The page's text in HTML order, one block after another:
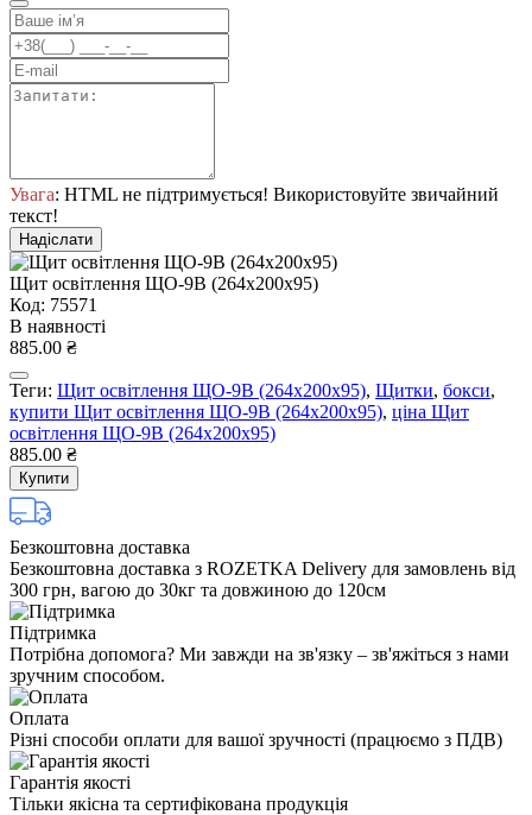
Увага: HTML не підтримується! Використовуйте звичайний
текст!
Надіслати
Щит оcвiтлення ЩО-9В (264х200х95)
Код: 75571
В наявності
885.00 ₴
Теги: Щит оcвiтлення ЩО-9В (264х200х95), Щитки, бокси,
купити Щит оcвiтлення ЩО-9В (264х200х95), ціна Щит
оcвiтлення ЩО-9В (264х200х95)
885.00 ₴
Купити
Безкоштовна доставка
Безкоштовна доставка з ROZETKA Delivery для замовлень від
300 грн, вагою до 30кг та довжиною до 120см
Підтримка
Потрібна допомога? Ми завжди на зв'язку – зв'яжіться з нами
зручним способом.
Оплата
Різні способи оплати для вашої зручності (працюємо з ПДВ)
Гарантія якості
Тільки якісна та сертифікована продукція